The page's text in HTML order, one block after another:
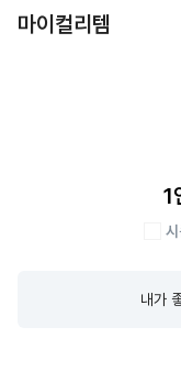
마이컬리템
1
내가